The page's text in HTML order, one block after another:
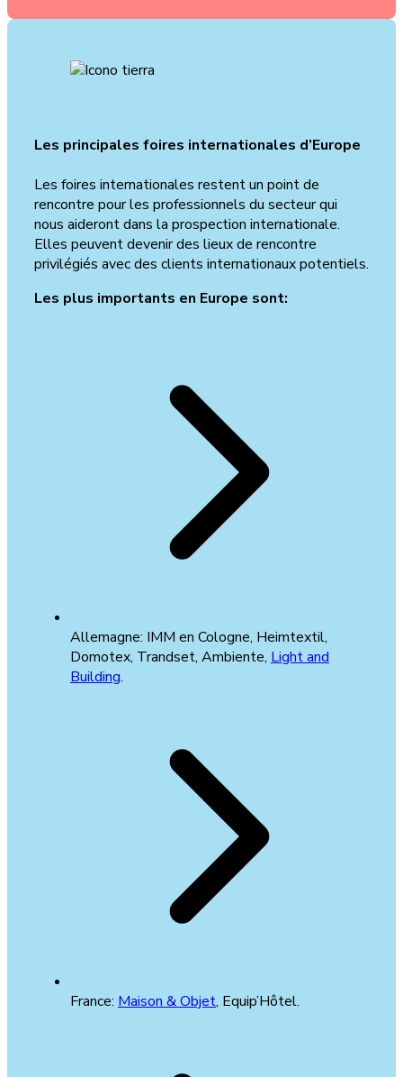
Les principales foires internationales d’Europe
Les foires internationales restent un point de
rencontre pour les professionnels du secteur qui
nous aideront dans la prospection internationale.
Elles peuvent devenir des lieux de rencontre
privilégiés avec des clients internationaux potentiels.
Les plus importants en Europe sont:
Allemagne: IMM en Cologne, Heimtextil,
Domotex, Trandset, Ambiente, Light and
Building.
France: Maison & Objet, Equip’Hôtel.